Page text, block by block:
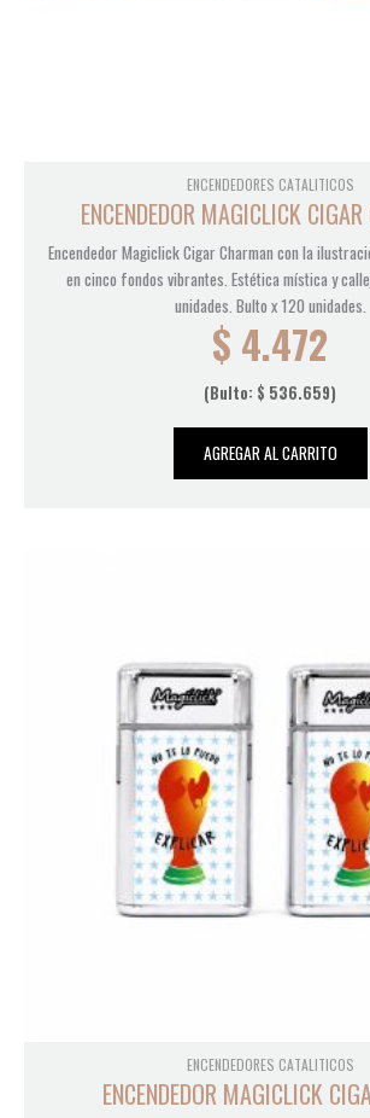
ENCENDEDORES CATALITICOS
ENCENDEDOR MAGICLICK
Encendedor Magiclick Cigar Charman con la
en cinco fondos vibrantes. Estética mística y
unidades. Bulto x 120 unidades.
$ 4.472
(Bulto: $ 536.659)
AGREGAR AL CARRITO
ENCENDEDORES CATALITICOS
ENCENDEDOR MAGICLICK